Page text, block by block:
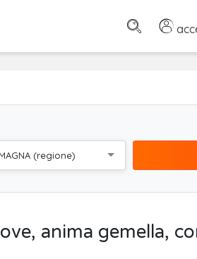
(regione)
anima gemella,